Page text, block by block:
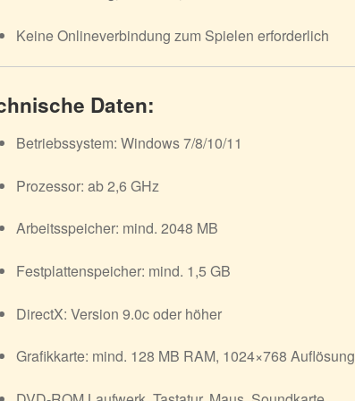
Keine Onlineverbindung zum Spielen erforderlich
Daten:
Betriebssystem: Windows 7/8/10/11
Prozessor: ab 2,6 GHz
Arbeitsspeicher: mind. 2048 MB
Festplattenspeicher: mind. 1,5 GB
DirectX: Version 9.0c oder höher
Grafikkarte: mind. 128 MB RAM, 1024×768 Auflösung